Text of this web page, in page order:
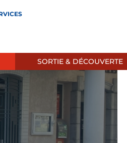
SORTIE & DÉCOUVERTE